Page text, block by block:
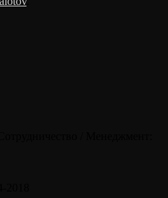
/ Менеджмент: